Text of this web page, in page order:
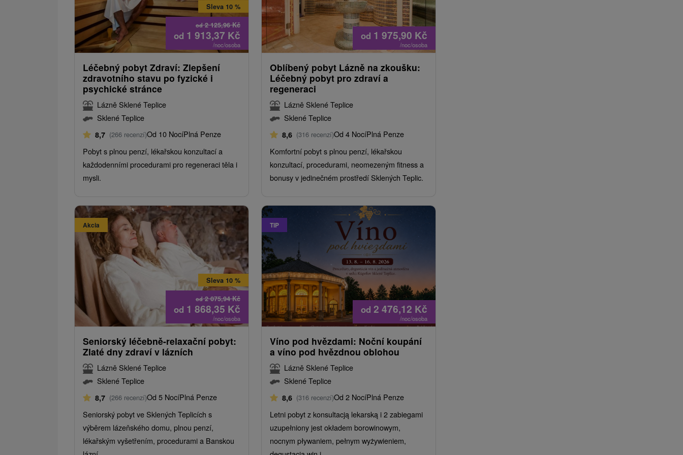
od2 125,96Kč
Sleva 10 %
od 1 913,37 Kč
/noc/osoba
Léčebný pobyt Zdraví: Zlepšení
zdravotního stavu po fyzické i
psychické stránce
Lázně Sklené Teplice
Sklené Teplice
8,7 (266 recenzí)Od 10 NocíPlná Penze
Pobyt s plnou penzí, lékařskou konzultací a
každodenními procedurami pro regeneraci těla i
mysli.
od 1 975,90 Kč
/noc/osoba
Oblíbený pobyt Lázně na zkoušku:
Léčebný pobyt pro zdraví a
regeneraci
Lázně Sklené Teplice
Sklené Teplice
8,6 (316 recenzí)Od 4 NocíPlná Penze
Komfortní pobyt s plnou penzí, lékařskou
konzultací, procedurami, neomezeným fitness a
bonusy v jedinečném prostředí Sklených Teplic.
Akcia
od2 075,94Kč
Sleva 10 %
od 1 868,35 Kč
/noc/osoba
Seniorský léčebně-relaxační pobyt:
Zlaté dny zdraví v lázních
Lázně Sklené Teplice
Sklené Teplice
8,7 (266 recenzí)Od 5 NocíPlná Penze
Seniorský pobyt ve Sklených Teplicích s
výběrem lázeňského domu, plnou penzí,
lékařským vyšetřením, procedurami a Banskou
TIP
od 2 476,12 Kč
/noc/osoba
Víno pod hvězdami: Noční koupání
a víno pod hvězdnou oblohou
Lázně Sklené Teplice
Sklené Teplice
8,6 (316 recenzí)Od 2 NocíPlná Penze
Letni pobyt z konsultacją lekarską i 2 zabiegami
uzupełniony jest okładem borowinowym,
nocnym pływaniem, pełnym wyżywieniem,